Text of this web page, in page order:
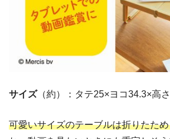
サイズ（約）：タテ25×ヨコ34.3×高
可愛いサイズのテーブルは折りたた